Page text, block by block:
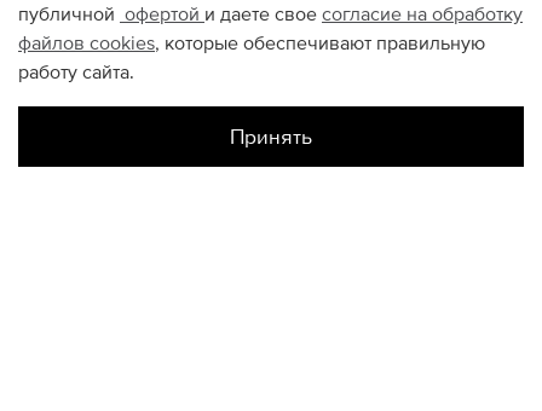
публичной офертой и даете свое согласие на обработку
файлов cookies, которые обеспечивают правильную
работу сайта.
Принять